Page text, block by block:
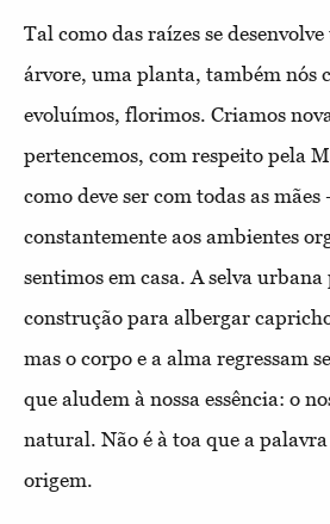
Tal como das raízes se
árvore, uma planta, também nós
evoluímos, florimos. Criamos
pertencemos, com respeito pela
como deve ser com todas as
constantemente aos ambientes
sentimos em casa. A selva
construção para albergar
mas o corpo e a alma regressam
que aludem à nossa essência: o
natural. Não é à toa que a
origem.